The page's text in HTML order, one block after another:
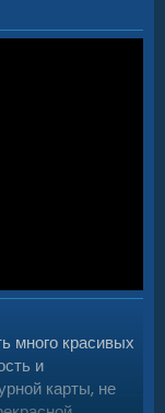
много красивых
и
карты, не